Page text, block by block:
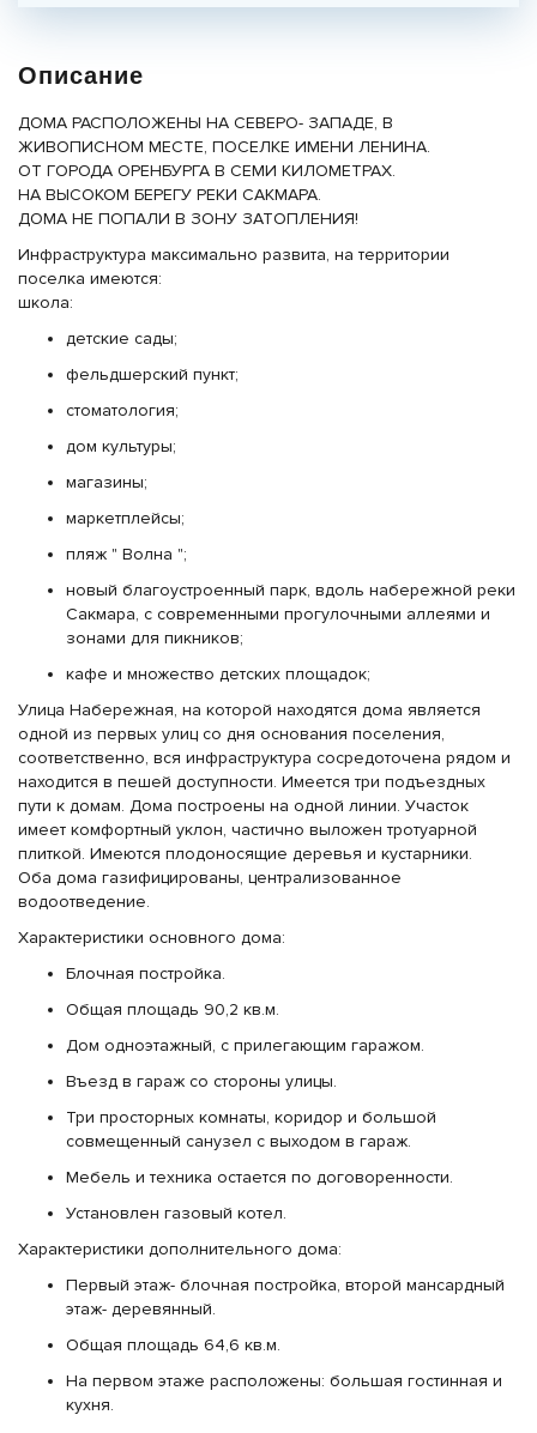
Описание
ДОМА РАСПОЛОЖЕНЫ НА СЕВЕРО- ЗАПАДЕ, В
ЖИВОПИСНОМ МЕСТЕ, ПОСЕЛКЕ ИМЕНИ ЛЕНИНА.
ОТ ГОРОДА ОРЕНБУРГА В СЕМИ КИЛОМЕТРАХ.
НА ВЫСОКОМ БЕРЕГУ РЕКИ САКМАРА.
ДОМА НЕ ПОПАЛИ В ЗОНУ ЗАТОПЛЕНИЯ!
Инфраструктура максимально развита, на территории
поселка имеются:
школа:
детские сады;
фельдшерский пункт;
стоматология;
дом культуры;
магазины;
маркетплейсы;
пляж " Волна ";
новый благоустроенный парк, вдоль набережной реки
Сакмара, с современными прогулочными аллеями и
зонами для пикников;
кафе и множество детских площадок;
Улица Набережная, на которой находятся дома является
одной из первых улиц со дня основания поселения,
соответственно, вся инфраструктура сосредоточена рядом и
находится в пешей доступности. Имеется три подъездных
пути к домам. Дома построены на одной линии. Участок
имеет комфортный уклон, частично выложен тротуарной
плиткой. Имеются плодоносящие деревья и кустарники.
Оба дома газифицированы, централизованное
водоотведение.
Характеристики основного дома:
Блочная постройка.
Общая площадь 90,2 кв.м.
Дом одноэтажный, с прилегающим гаражом.
Въезд в гараж со стороны улицы.
Три просторных комнаты, коридор и большой
совмещенный санузел с выходом в гараж.
Мебель и техника остается по договоренности.
Установлен газовый котел.
Характеристики дополнительного дома:
Первый этаж- блочная постройка, второй мансардный
этаж- деревянный.
Общая площадь 64,6 кв.м.
На первом этаже расположены: большая гостинная и
кухня.